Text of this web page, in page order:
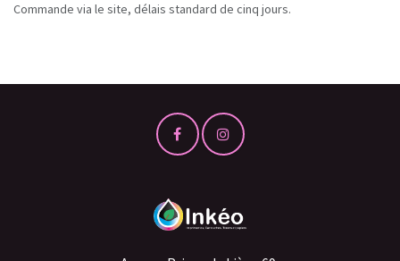
Commande via le site, délais standard de cinq jours.